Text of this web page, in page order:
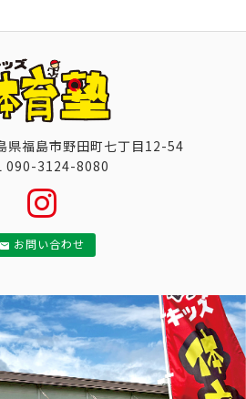
県福島市野田町七丁目12-54
090-3124-8080
お問い合わせ